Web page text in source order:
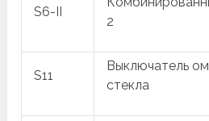
S6-II
2
S11
Выключатель
стекла